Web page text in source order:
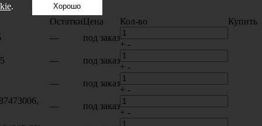
ОстаткиЦена Кол-во
Купить
— под заказ
+ -
— под заказ
+ -
— под заказ
+ -
— под заказ
+ -
. Хорошо